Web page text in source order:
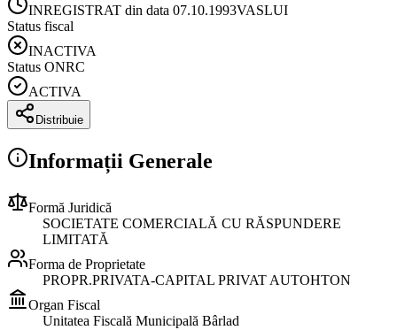
INREGISTRAT din data 07.10.1993VASLUI
Status fiscal
INACTIVA
Status ONRC
ACTIVA
Distribuie
Informații Generale
Formă Juridică
SOCIETATE COMERCIALĂ CU RĂSPUNDERE
LIMITATĂ
Forma de Proprietate
PROPR.PRIVATA-CAPITAL PRIVAT AUTOHTON
Organ Fiscal
Unitatea Fiscală Municipală Bârlad